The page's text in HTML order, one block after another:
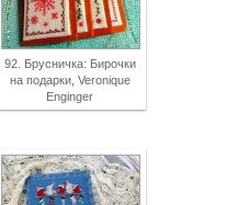
92. Брусничка: Бирочки
на подарки, Veronique
Enginger